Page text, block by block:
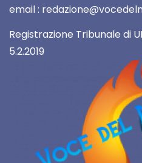
email :
Registrazione Tribunale di
5.2.2019